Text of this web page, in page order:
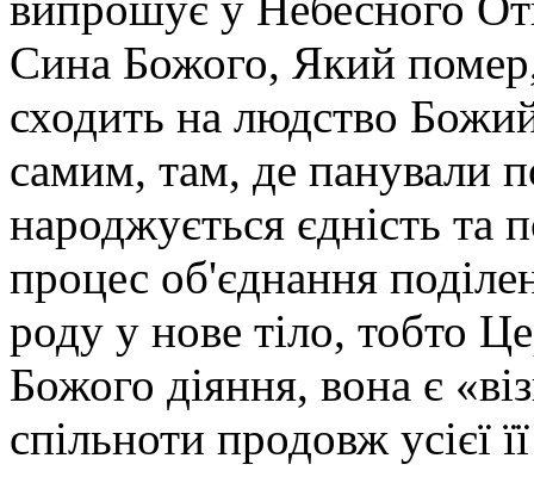
Сина Божого, Який помер,
сходить на людство
самим, там, де панували
народжується єдність та
процес об'єднання
роду у нове тіло, тобто
Божого діяння, вона є
спільноти продовж усієї її